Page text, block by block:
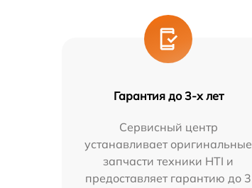
Гарантия до 3-х лет
Сервисный центр
устанавливает оригинальные
запчасти техники HTI и
предоставляет гарантию до 3